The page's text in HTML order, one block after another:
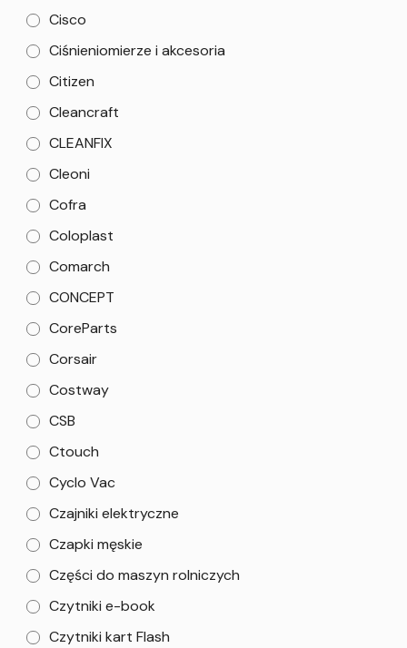
Cisco
Ciśnieniomierze i akcesoria
Citizen
Cleancraft
CLEANFIX
Cleoni
Cofra
Coloplast
Comarch
CONCEPT
CoreParts
Corsair
Costway
CSB
Ctouch
Cyclo Vac
Czajniki elektryczne
Czapki męskie
Części do maszyn rolniczych
Czytniki e-book
Czytniki kart Flash